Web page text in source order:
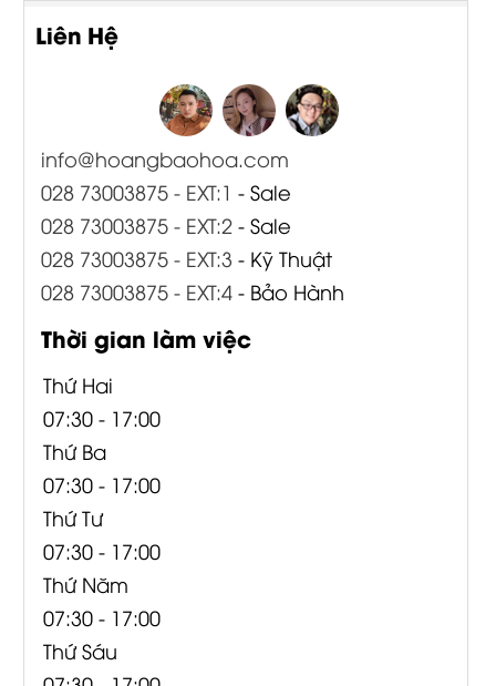
Liên Hệ
info@hoangbaohoa.com
028 73003875 - EXT:1 - Sale
028 73003875 - EXT:2- Sale
028 73003875 - EXT:3 - Kỹ Thuật
028 73003875 - EXT:4- Bảo Hành
Thời gian làm việc
Thứ Hai
07:30 - 17:00
Thứ Ba
07:30 - 17:00
Thứ Tư
07:30 - 17:00
Thứ Năm
07:30 - 17:00
Thứ Sáu